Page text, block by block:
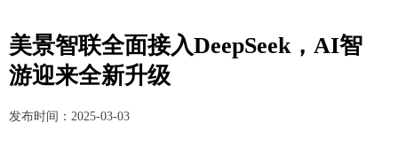
美景智联全面接入DeepSeek，AI智
游迎来全新升级
发布时间： 2025-03-03